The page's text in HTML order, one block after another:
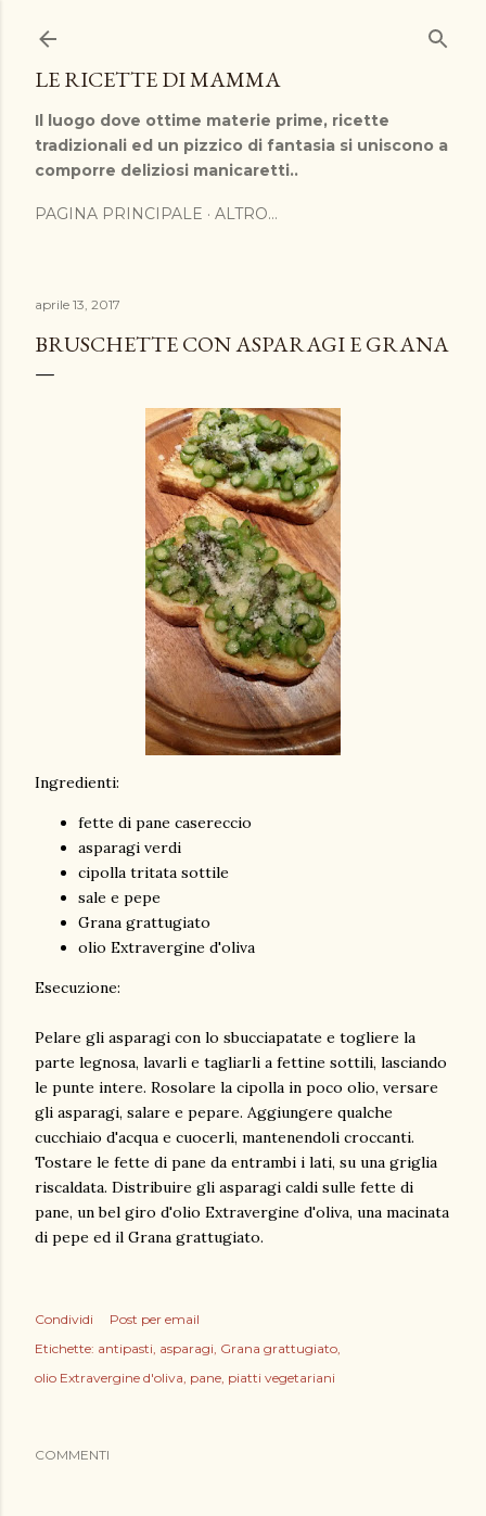
LE RICETTE DI MAMMA
Il luogo dove ottime materie prime, ricette
tradizionali ed un pizzico di fantasia si uniscono a
comporre deliziosi manicaretti..
PAGINA PRINCIPALE ALTRO…
aprile 13, 2017
BRUSCHETTE CON ASPARAGI E GRANA
Ingredienti:
fette di pane casereccio
asparagi verdi
cipolla tritata sottile
sale e pepe
Grana grattugiato
olio Extravergine d'oliva
Esecuzione:
Pelare gli asparagi con lo sbucciapatate e togliere la
parte legnosa, lavarli e tagliarli a fettine sottili, lasciando
le punte intere. Rosolare la cipolla in poco olio, versare
gli asparagi, salare e pepare. Aggiungere qualche
cucchiaio d'acqua e cuocerli, mantenendoli croccanti.
Tostare le fette di pane da entrambi i lati, su una griglia
riscaldata. Distribuire gli asparagi caldi sulle fette di
pane, un bel giro d'olio Extravergine d'oliva, una macinata
di pepe ed il Grana grattugiato.
Condividi
Post per email
Etichette: antipasti asparagi Grana grattugiato
olio Extravergine d'oliva pane piatti vegetariani
COMMENTI